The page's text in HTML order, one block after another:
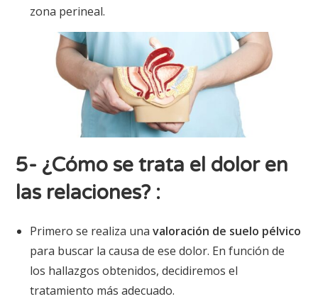
zona perineal.
5- ¿Cómo se trata el dolor en
las relaciones? :
Primero se realiza unavaloración de suelo pélvico
para buscar la causa de ese dolor. En función de
los hallazgos obtenidos, decidiremos el
tratamiento más adecuado.